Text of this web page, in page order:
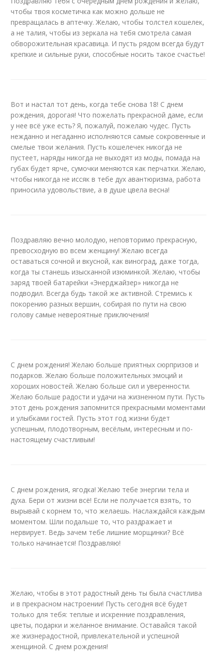
чтобы твоя косметичка как можно дольше не
превращалась в аптечку. Желаю, чтобы толстел кошелек,
а не талия, чтобы из зеркала на тебя смотрела самая
обворожительная красавица. И пусть рядом всегда будут
крепкие и сильные руки, способные носить такое счастье!
Вот и настал тот день, когда тебе снова 18! С днем
рождения, дорогая! Что пожелать прекрасной даме, если
у нее всё уже есть? Я, пожалуй, пожелаю чудес. Пусть
нежданно и негаданно исполняются самые сокровенные и
смелые твои желания. Пусть кошелечек никогда не
пустеет, наряды никогда не выходят из моды, помада на
губах будет ярче, сумочки меняются как перчатки. Желаю,
чтобы никогда не иссяк в тебе дух авантюризма, работа
приносила удовольствие, а в душе цвела весна!
Поздравляю вечно молодую, неповторимо прекрасную,
превосходную во всем женщину! Желаю всегда
оставаться сочной и вкусной, как виноград, даже тогда,
когда ты станешь изысканной изюминкой. Желаю, чтобы
заряд твоей батарейки «Энерджайзер» никогда не
подводил. Всегда будь такой же активной. Стремись к
покорению разных вершин, собирая по пути на свою
голову самые невероятные приключения!
С днем рождения! Желаю больше приятных сюрпризов и
подарков. Желаю больше положительных эмоций и
хороших новостей. Желаю больше сил и уверенности.
Желаю больше радости и удачи на жизненном пути. Пусть
этот день рождения запомнится прекрасными моментами
и улыбками гостей. Пусть этот год жизни будет
успешным, плодотворным, весёлым, интересным и по-
настоящему счастливым!
С днем рождения, ягодка! Желаю тебе энергии тела и
духа. Бери от жизни всё! Если не получается взять, то
вырывай с корнем то, что желаешь. Наслаждайся каждым
моментом. Шли подальше то, что раздражает и
нервирует. Ведь зачем тебе лишние морщинки? Всё
только начинается! Поздравляю!
Желаю, чтобы в этот радостный день ты была счастлива
и в прекрасном настроении! Пусть сегодня всё будет
только для тебя: теплые и искренние поздравления,
цветы, подарки и желанное внимание. Оставайся такой
же жизнерадостной, привлекательной и успешной
женщиной. С днем рождения!